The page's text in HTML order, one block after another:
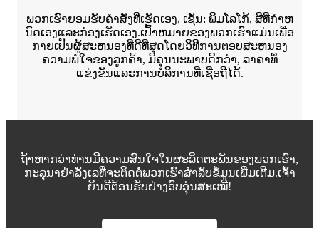
ພວກເຮົາຍອມຮັບຄໍາສັ່ງທີ່ເຮັດເອງ, ເຊັ່ນ: ພິມໂລໂກ້, ສີທີ່ກໍາຫ
ນົດເອງແລະກ່ອງເຮັດເອງ.ເປົ້າຫມາຍຂອງພວກເຮົາແມ່ນເພື່ອ
ກາຍເປັນຜູ້ສະຫນອງທີ່ດີທີ່ສຸດໂດຍວິທີການຕອບສະຫນອງ
ຄວາມພໍໃຈຂອງລູກຄ້າ, ມີຄຸນນະພາບດີກວ່າ, ລາຄາທີ່
ແຂ່ງຂັນແລະການບໍລິການທີ່ເຊື່ອຖືໄດ້.
ຖ້າຫາກວ່າທ່ານມີຄວາມສົນໃຈໃນຜະລິດຕະພັນຂອງພວກເຮົາ,
ກະລຸນາຢ່າລັງເລທີ່ຈະຕິດຕໍ່ພວກເຮົາສໍາລັບຂໍ້ມູນເພີ່ມເຕີມ.ເຈົ້າ
ຍິນດີຕ້ອນຮັບຢ່າງອົບອຸ່ນສະເໝີ!